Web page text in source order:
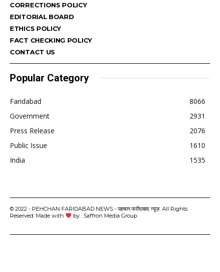
CORRECTIONS POLICY
EDITORIAL BOARD
ETHICS POLICY
FACT CHECKING POLICY
CONTACT US
Popular Category
Faridabad
8066
Government
2931
Press Release
2076
Public Issue
1610
India
1535
© 2022 - PEHCHAN FARIDABAD NEWS - पहचान फरीदाबाद न्यूज़. All Rights
Reserved. Made with
by : Saffron Media Group